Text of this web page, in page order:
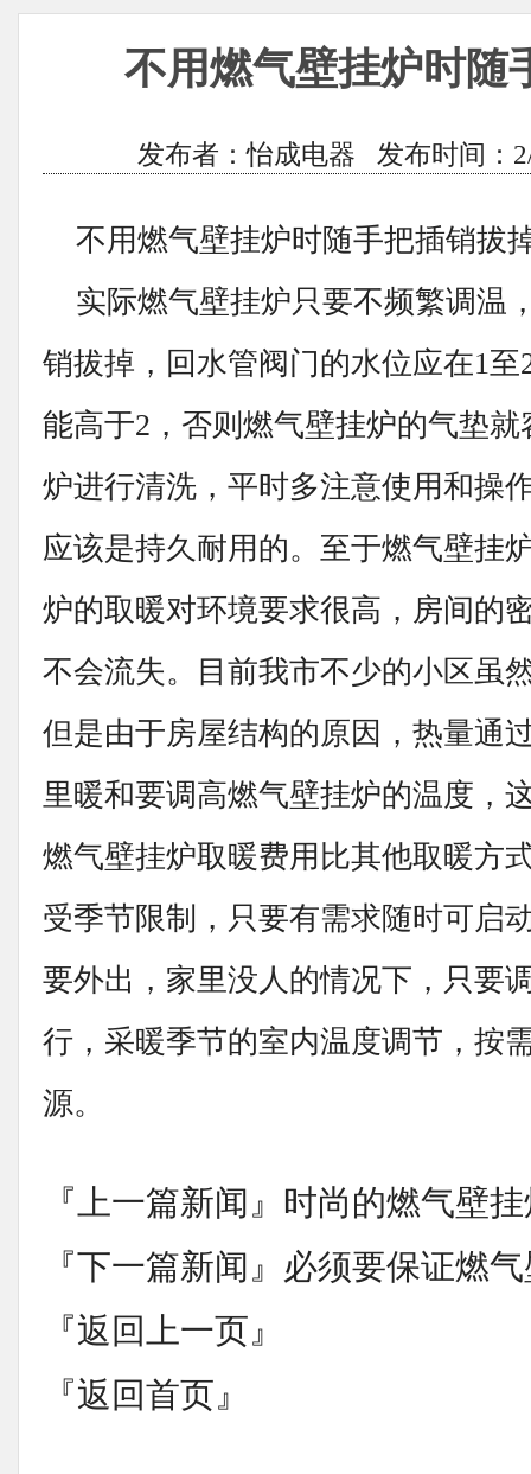
不用燃气壁挂炉时随
发布者：怡成电器 发布时间：
不用燃气壁挂炉时随手把插销拔
实际燃气壁挂炉只要不频繁调温
销拔掉，回水管阀门的水位应在1
能高于2，否则燃气壁挂炉的气垫
炉进行清洗，平时多注意使用和操
应该是持久耐用的。至于燃气壁挂
炉的取暖对环境要求很高，房间的
不会流失。目前我市不少的小区虽
但是由于房屋结构的原因，热量通
里暖和要调高燃气壁挂炉的温度，
燃气壁挂炉取暖费用比其他取暖方
受季节限制，只要有需求随时可启
要外出，家里没人的情况下，只要
行，采暖季节的室内温度调节，按
源。
『上一篇新闻』 时尚的燃气壁
『下一篇新闻』 必须要保证燃
『返回上一页』
『返回首页』